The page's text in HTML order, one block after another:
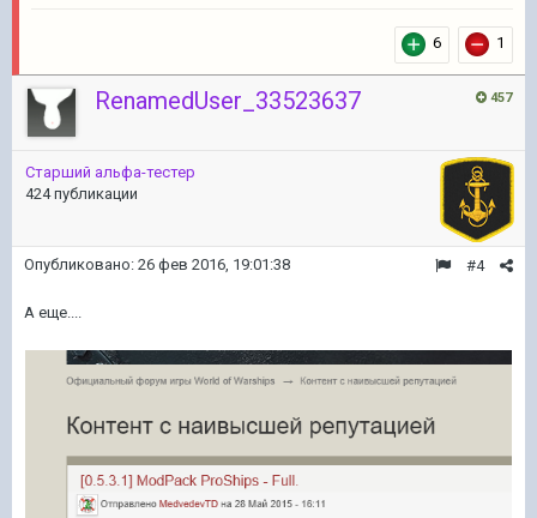
6 1
457
RenamedUser_33523637
Старший альфа-тестер
424 публикации
#4
Опубликовано: 26 фев 2016, 19:01:38
А еще....